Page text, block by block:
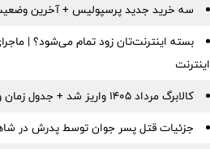
سه خرید جدید پرسپولیس + آخرین
بسته اینترنت‌تان زود تمام می‌شود؟ |
اینترنت
کالابرگ مرداد ۱۴۰۵ واریز شد + جدول زمان و مبلغ کالابرگ
جزئیات قتل پسر جوان توسط پدرش در